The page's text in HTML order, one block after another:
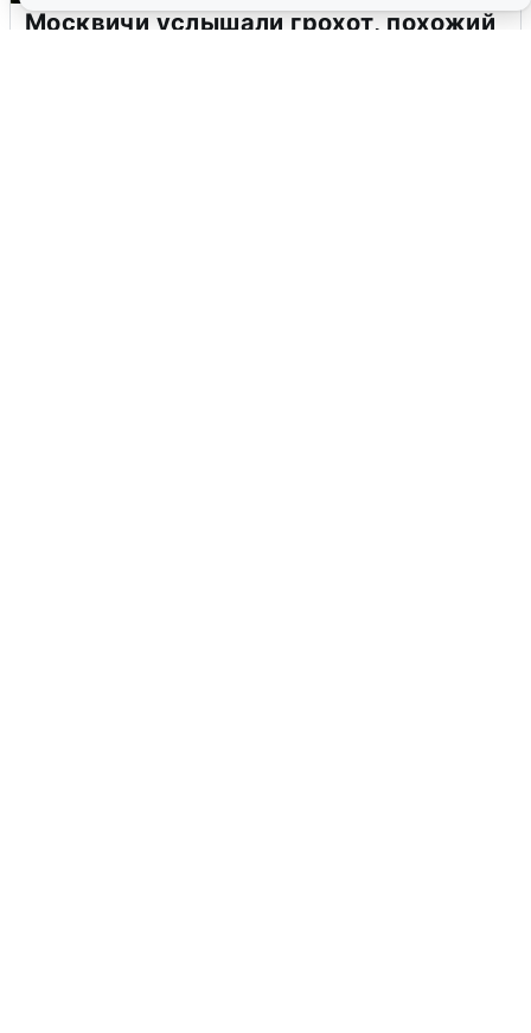
Москвичи услышали грохот, похожий